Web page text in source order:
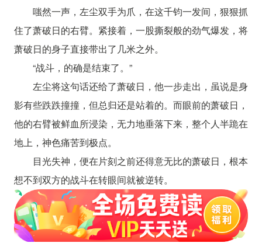
嗤然一声，左尘双手为爪，在这千钧一发间，狠狠抓
住了萧破日的右臂。紧接着，一股撕裂般的劲气爆发，将
萧破日的身子直接带出了几米之外。
“战斗，的确是结束了。”
左尘将这句话还给了萧破日，他一步走出，虽说是身
影有些跌跌撞撞，但总归还是站着的。而眼前的萧破日，
他的右臂被鲜血所浸染，无力地垂落下来，整个人半跪在
地上，神色痛苦到极点。
目光失神，便在片刻之前还得意无比的萧破日，根本
想不到双方的战斗在转眼间就被逆转。